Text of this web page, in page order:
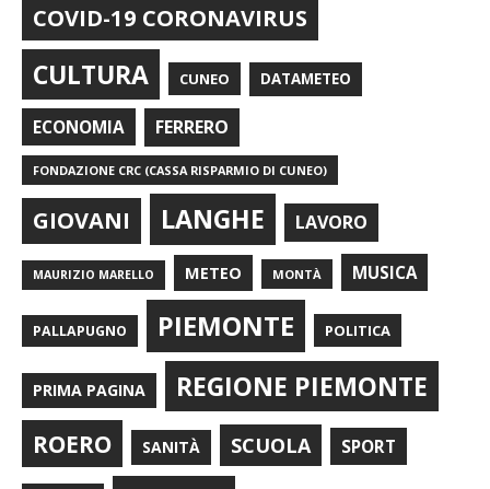
COVID-19 CORONAVIRUS
CULTURA CUNEO DATAMETEO
ECONOMIA FERRERO
FONDAZIONE CRC (CASSA RISPARMIO DI CUNEO)
GIOVANI LANGHE LAVORO
MAURIZIO MARELLO METEO MONTÀ MUSICA
PALLAPUGNO PIEMONTE POLITICA
PRIMA PAGINA REGIONE PIEMONTE
ROERO SANITÀ SCUOLA SPORT